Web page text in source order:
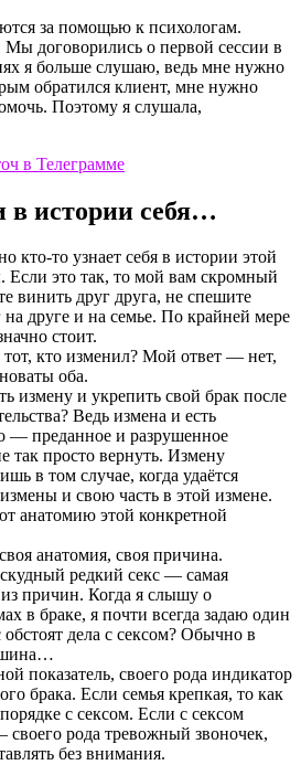
за помощью к психологам.
договорились о первой сессии в
я больше слушаю, ведь мне нужно
обратился клиент, мне нужно
Поэтому я слушала,
в истории себя…
то узнает себя в истории этой
Если это так, то мой вам скромный
винить друг друга, не спешите
на друге и на семье. По крайней мере
стоит.
тот, кто изменил? Мой ответ — нет,
оба.
измену и укрепить свой брак после
Ведь измена и есть
— преданное и разрушенное
так просто вернуть. Измену
в том случае, когда удаётся
и свою часть в этой измене.
анатомию этой конкретной
анатомия, своя причина.
скудный редкий секс — самая
из причин. Когда я слышу о
в браке, я почти всегда задаю один
обстоят дела с сексом? Обычно в
показатель, своего рода индикатор
брака. Если семья крепкая, то как
с сексом. Если с сексом
своего рода тревожный звоночек,
без внимания.